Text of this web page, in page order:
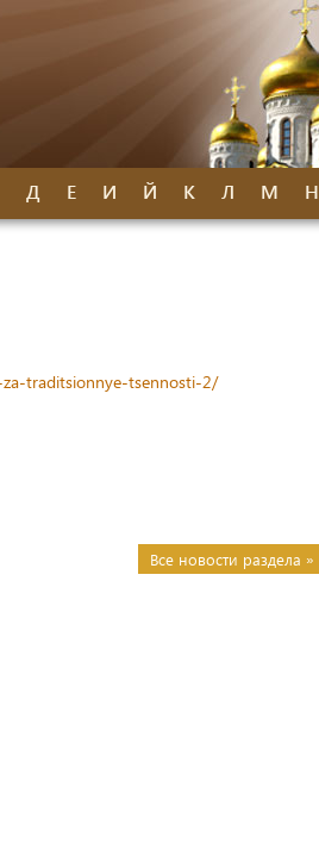
Д Е И Й К Л М Н
traditsionnye-tsennosti-2/
Все новости раздела »